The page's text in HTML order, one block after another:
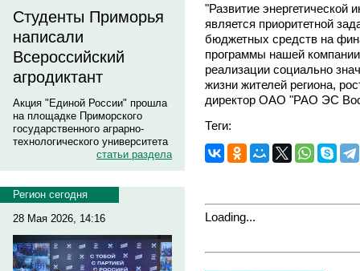
Студенты Приморья
написали
Всероссийский
агродиктант
Акция "Единой России" прошла
на площадке Приморского
государственного аграрно-
технологического университета
статьи раздела
Регион сегодня
28 Мая 2026, 14:16
"Развитие энергетической
является приоритетной
бюджетных средств на
программы нашей
реализации социально
жизни жителей региона,
директор ОАО "РАО ЭС
Теги:
Loading...